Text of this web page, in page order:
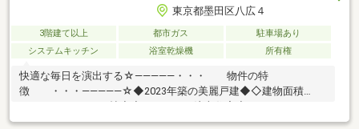
東京都墨田区八広４
3階建て以上 都市ガス
駐車場あり
システムキッチン
浴室乾燥機 所有権
快適な毎日を演出する☆―――――・・・ 物件の特
徴 ・・・―――――☆◆2023年築の美麗戸建◆◇建物面積
126.45㎡、LDK18.2帖◇◆こだわりの注文住宅◇ランドリールー
ム、ファミリークローゼット採用◆太陽光発電システム搭載◇大